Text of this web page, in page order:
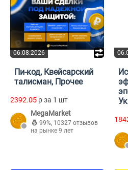
06.08.2026
Пи-код, Квейсарский
талисман, Прочее
2392.05 p за 1 шт
MegaMarket
99%, 10327 отзывов
на рынке 9 лет